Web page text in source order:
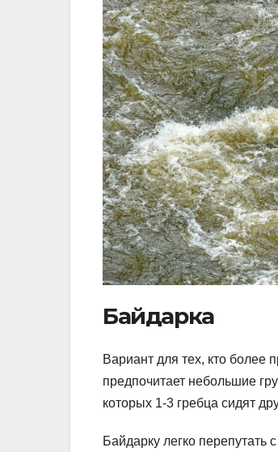
Байдарка
Вариант для тех, кто более
предпочитает небольшие
которых 1-3 гребца сидят
Байдарку легко перепутать